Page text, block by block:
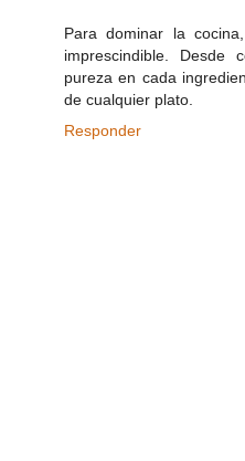
Para dominar la
imprescindible. Desde
pureza en cada
de cualquier plato.
Responder